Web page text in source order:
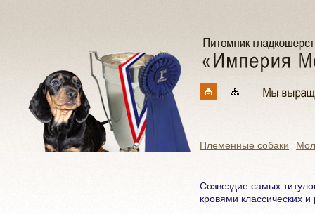
Племенные собаки
Созвездие самых
кровями классических и